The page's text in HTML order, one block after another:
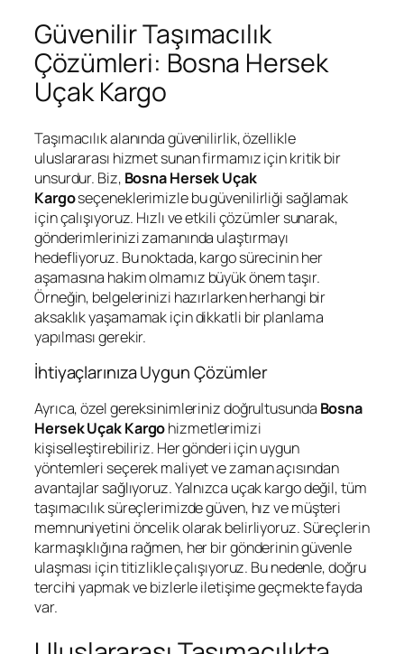
Güvenilir Taşımacılık
Çözümleri: Bosna Hersek
Uçak Kargo
Taşımacılık alanında güvenilirlik, özellikle
uluslararası hizmet sunan firmamız için kritik bir
unsurdur. Biz, Bosna Hersek Uçak
Kargoseçeneklerimizle bu güvenilirliği sağlamak
için çalışıyoruz. Hızlı ve etkili çözümler sunarak,
gönderimlerinizi zamanında ulaştırmayı
hedefliyoruz. Bu noktada, kargo sürecinin her
aşamasına hakim olmamız büyük önem taşır.
Örneğin, belgelerinizi hazırlarken herhangi bir
aksaklık yaşamamak için dikkatli bir planlama
yapılması gerekir.
İhtiyaçlarınıza Uygun Çözümler
Ayrıca, özel gereksinimleriniz doğrultusunda Bosna
Hersek Uçak Kargohizmetlerimizi
kişiselleştirebiliriz. Her gönderi için uygun
yöntemleri seçerek maliyet ve zaman açısından
avantajlar sağlıyoruz. Yalnızca uçak kargo değil, tüm
taşımacılık süreçlerimizde güven, hız ve müşteri
memnuniyetini öncelik olarak belirliyoruz. Süreçlerin
karmaşıklığına rağmen, her bir gönderinin güvenle
ulaşması için titizlikle çalışıyoruz. Bu nedenle, doğru
tercihi yapmak ve bizlerle iletişime geçmekte fayda
var.